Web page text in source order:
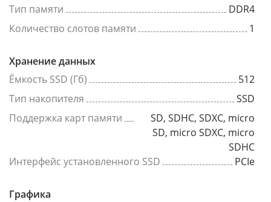
Тип памяти
DDR4
Количество слотов памяти
1
Хранение данных
Ёмкость SSD (Гб)
512
Тип накопителя
SSD
Поддержка карт памяти
SD, SDHC, SDXC, micro
SD, micro SDXC, micro
SDHC
Интерфейс установленного SSD
PCIe
Графика